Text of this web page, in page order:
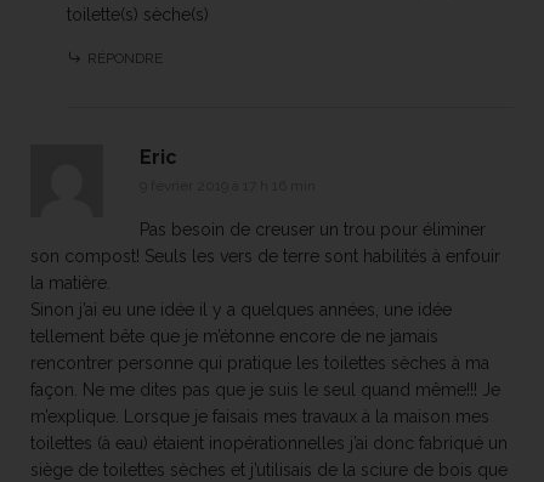
toilette(s) sèche(s)
RÉPONDRE
Eric
Pas besoin de creuser un trou pour éliminer
son compost! Seuls les vers de terre sont habilités à enfouir
la matière.
Sinon j’ai eu une idée il y a quelques années, une idée
tellement bête que je m’étonne encore de ne jamais
rencontrer personne qui pratique les toilettes sèches à ma
façon. Ne me dites pas que je suis le seul quand même!!! Je
m’explique. Lorsque je faisais mes travaux à la maison mes
toilettes (à eau) étaient inopérationnelles j’ai donc fabriqué un
siège de toilettes sèches et j’utilisais de la sciure de bois que